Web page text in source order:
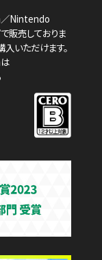
Nintendo
販売しておりま
入いただけます。